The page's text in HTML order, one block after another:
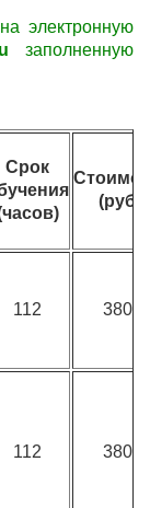
на электронную
заполненную
Срок
(руб.)
112 3800
112 3800